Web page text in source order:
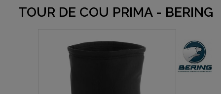
TOUR DE COU PRIMA - BERING